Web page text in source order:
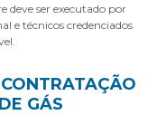
deve ser executado por
e técnicos credenciados
GÁS